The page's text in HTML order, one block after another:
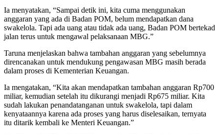
Ia menyatakan, “Sampai detik ini, kita cuma menggunakan
anggaran yang ada di Badan POM, belum mendapatkan dana
swakelola. Tapi ada uang atau tidak ada uang, Badan POM bertekad
jalan terus untuk mengawal pelaksanaan MBG.”
Taruna menjelaskan bahwa tambahan anggaran yang sebelumnya
direncanakan untuk mendukung pengawasan MBG masih berada
dalam proses di Kementerian Keuangan.
Ia mengatakan, “Kita akan mendapatkan tambahan anggaran Rp700
miliar, kemudian setelah itu dikurangi menjadi Rp675 miliar. Kita
sudah lakukan penandatanganan untuk swakelola, tapi dalam
kenyataannya karena ada proses yang harus diselesaikan, ternyata
itu ditarik kembali ke Menteri Keuangan.”